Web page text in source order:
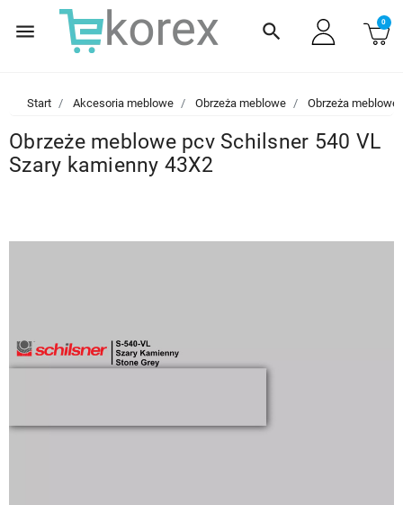
menu search 0
Start Akcesoria meblowe Obrzeża meblowe Obrzeża meblowe
Obrzeże meblowe pcv Schilsner 540 VL
Szary kamienny 43X2